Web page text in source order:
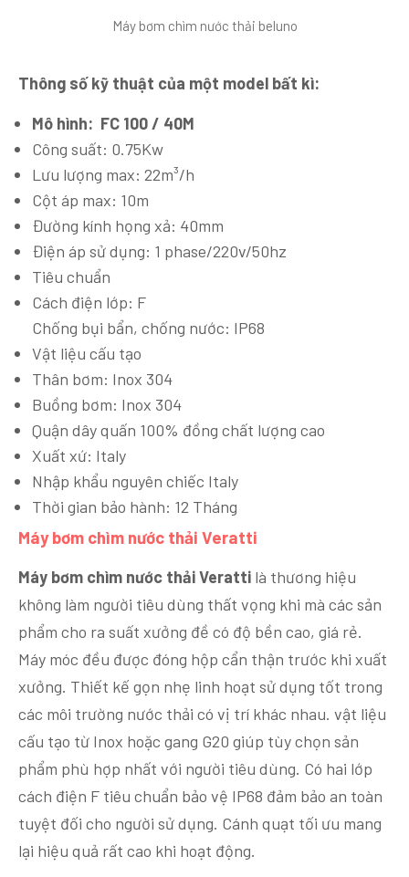
Máy bơm chìm nước thải beluno
Thông số kỹ thuật của một model bất kì:
Mô hình: FC 100 / 40M
Công suất: 0.75Kw
Lưu lượng max: 22m³/h
Cột áp max: 10m
Đường kính họng xả: 40mm
Điện áp sử dụng: 1 phase/220v/50hz
Tiêu chuẩn
Cách điện lớp: F
Chống bụi bẩn, chống nước: IP68
Vật liệu cấu tạo
Thân bơm: Inox 304
Buồng bơm: Inox 304
Quận dây quấn 100% đồng chất lượng cao
Xuất xứ: Italy
Nhập khẩu nguyên chiếc Italy
Thời gian bảo hành: 12 Tháng
Máy bơm chìm nước thải Veratti
Máy bơm chìm nước thải Veratti là thương hiệu
không làm người tiêu dùng thất vọng khi mà các sản
phẩm cho ra suất xưởng đề có độ bền cao, giá rẻ.
Máy móc đều được đóng hộp cẩn thận trước khi xuất
xưởng. Thiết kế gọn nhẹ linh hoạt sử dụng tốt trong
các môi trường nước thải có vị trí khác nhau. vật liệu
cấu tạo từ Inox hoặc gang G20 giúp tùy chọn sản
phẩm phù hợp nhất với người tiêu dùng. Có hai lớp
cách điện F tiêu chuẩn bảo vệ IP68 đảm bảo an toàn
tuyệt đối cho người sử dụng. Cánh quạt tối ưu mang
lại hiệu quả rất cao khi hoạt động.